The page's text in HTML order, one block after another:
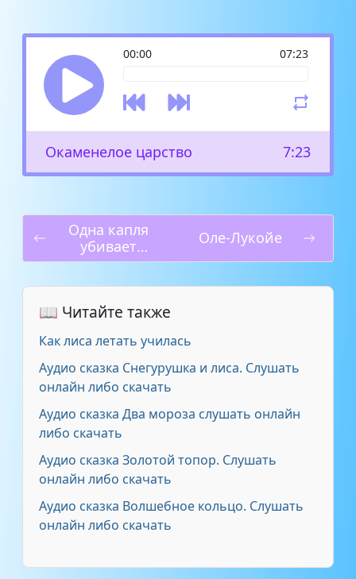
00:00 07:23
Окаменелое царство 7:23
Одна капля
убивает
лошадь
Оле-Лукойе
📖 Читайте также
Как лиса летать училась
Аудио сказка Снегурушка и лиса. Слушать
онлайн либо скачать
Аудио сказка Два мороза слушать онлайн
либо скачать
Аудио сказка Золотой топор. Слушать
онлайн либо скачать
Аудио сказка Волшебное кольцо. Слушать
онлайн либо скачать